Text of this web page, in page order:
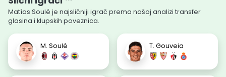
Matías Soulé je najsličniji igrač prema našoj analizi transfer
glasina i klupskih poveznica.
M. Soulé T. Gouveia